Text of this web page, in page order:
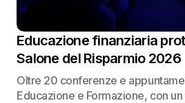
Educazione finanziaria
Salone del Risparmio 2026
Oltre 20 conferenze e
Educazione e Formazione, con